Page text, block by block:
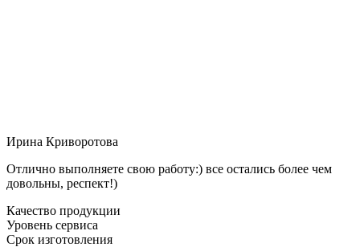
Ирина Криворотова
Отлично выполняете свою работу:) все остались более чем
довольны, респект!)
Качество продукции
Уровень сервиса
Срок изготовления